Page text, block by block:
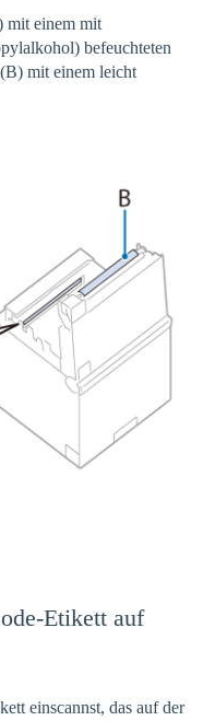
mit einem mit
befeuchteten
mit einem leicht
Etikett auf
einscannst, das auf der